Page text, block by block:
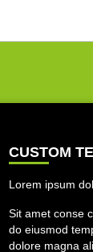
CUSTOM
Lorem ipsum
Sit amet conse
do eiusmod
dolore magna